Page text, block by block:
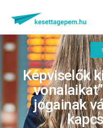
Képviselők
jogainak